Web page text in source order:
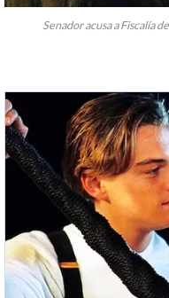
Senador acusa a Fiscalía